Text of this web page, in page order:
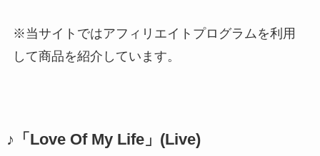
※当サイトではアフィリエイトプログラムを利用
して商品を紹介しています。
♪「Love Of My Life」(Live)